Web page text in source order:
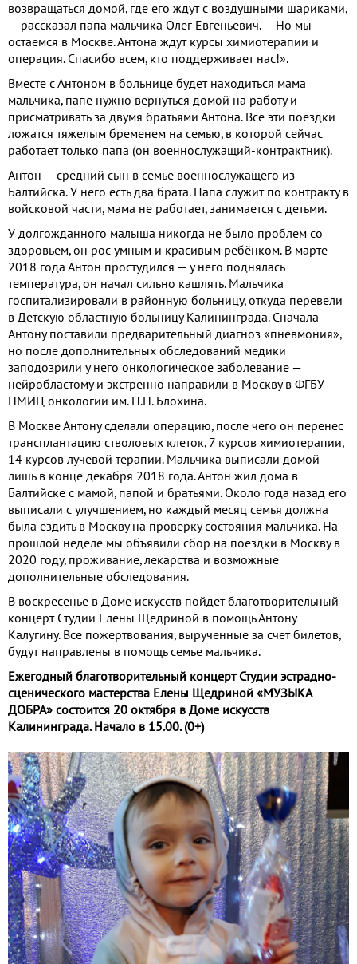
возвращаться домой, где его ждут с воздушными шариками,
— рассказал папа мальчика Олег Евгеньевич. — Но мы
остаемся в Москве. Антона ждут курсы химиотерапии и
операция. Спасибо всем, кто поддерживает нас!».
Вместе с Антоном в больнице будет находиться мама
мальчика, папе нужно вернуться домой на работу и
присматривать за двумя братьями Антона. Все эти поездки
ложатся тяжелым бременем на семью, в которой сейчас
работает только папа (он военнослужащий-контрактник).
Антон — средний сын в семье военнослужащего из
Балтийска. У него есть два брата. Папа служит по контракту в
войсковой части, мама не работает, занимается с детьми.
У долгожданного малыша никогда не было проблем со
здоровьем, он рос умным и красивым ребёнком. В марте
2018 года Антон простудился — у него поднялась
температура, он начал сильно кашлять. Мальчика
госпитализировали в районную больницу, откуда перевели
в Детскую областную больницу Калининграда. Сначала
Антону поставили предварительный диагноз «пневмония»,
но после дополнительных обследований медики
заподозрили у него онкологическое заболевание —
нейробластому и экстренно направили в Москву в ФГБУ
НМИЦ онкологии им. Н.Н. Блохина.
В Москве Антону сделали операцию, после чего он перенес
трансплантацию стволовых клеток, 7 курсов химиотерапии,
14 курсов лучевой терапии. Мальчика выписали домой
лишь в конце декабря 2018 года. Антон жил дома в
Балтийске с мамой, папой и братьями. Около года назад его
выписали с улучшением, но каждый месяц семья должна
была ездить в Москву на проверку состояния мальчика. На
прошлой неделе мы объявили сбор на поездки в Москву в
2020 году, проживание, лекарства и возможные
дополнительные обследования.
В воскресенье в Доме искусств пойдет благотворительный
концерт Студии Елены Щедриной в помощь Антону
Калугину. Все пожертвования, вырученные за счет билетов,
будут направлены в помощь семье мальчика.
Ежегодный благотворительный концерт Студии эстрадно-
сценического мастерства Елены Щедриной «МУЗЫКА
ДОБРА» состоится 20 октября в Доме искусств
Калининграда. Начало в 15.00. (0+)